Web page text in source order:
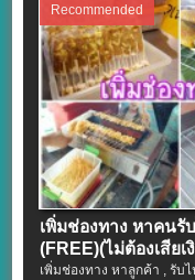
Recommended
เพิ่มช่องทาง หาคนรั
(FREE)(ไม่ต้องเสีย
เพิ่มช่องทาง หาลูกค้า , รับ